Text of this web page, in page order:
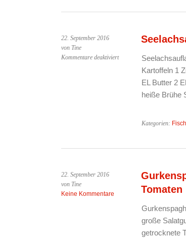
22. September 2016
von Tine
Kommentare deaktiviertfür
SeelachsauflaufKartoffeln 1
EL Butter 2
heiße Brühe
Kategorien: Fisch
22. September 2016
von Tine
Keine Kommentare
Tomaten
große
getrocknete